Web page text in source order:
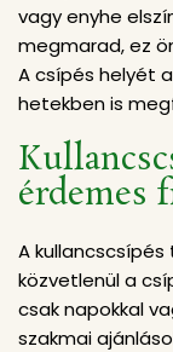
vagy enyhe
megmarad, ez
A csípés helyét
hetekben is
érdemes
A
közvetlenül a
csak napokkal
szakmai